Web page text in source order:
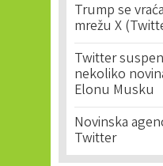
Trump se
mrežu X
Twitter
nekoliko
Elonu Musku
Novinska
Twitter